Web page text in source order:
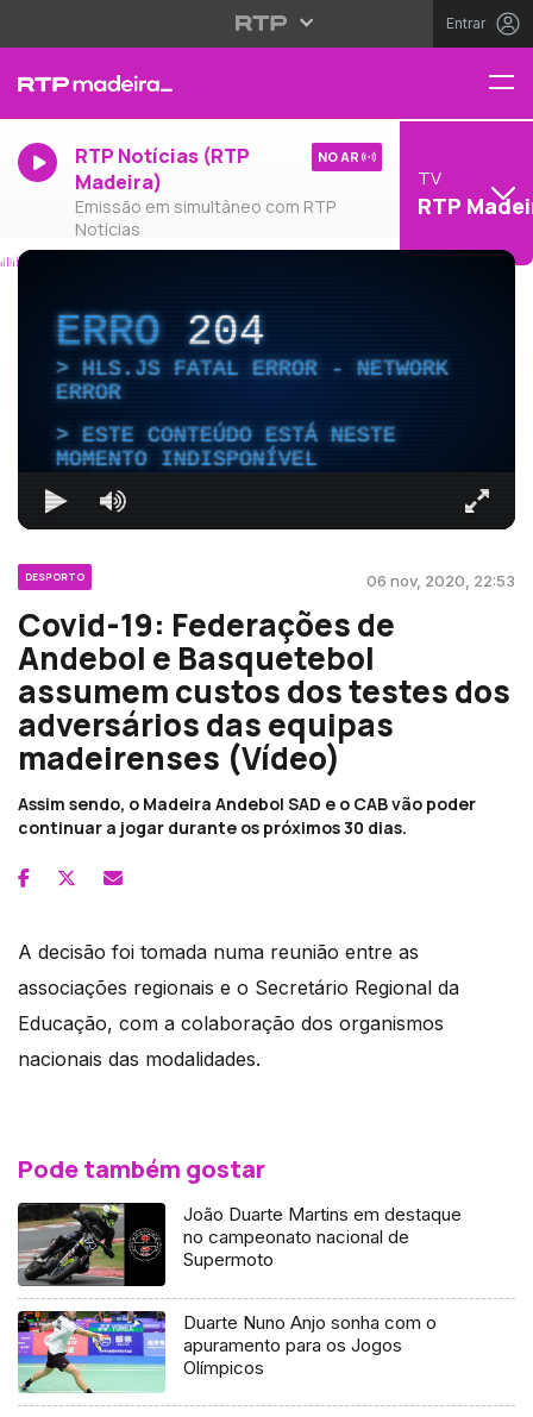
Entrar
RTP Notícias (RTP
Madeira)
Emissão em simultâneo com RTP
Notícias
NO AR
TV
RTP
ERRO204
HLS.JS FATAL ERROR - NETWORK
ERROR
ESTE CONTEÚDO ESTÁ NESTE
MOMENTO INDISPONÍVEL
DESPORTO 06 nov, 2020, 22:53
Covid-19: Federações de
Andebol e Basquetebol
assumem custos dos testes dos
adversários das equipas
madeirenses (Vídeo)
Assim sendo, o Madeira Andebol SAD e o CAB vão poder
continuar a jogar durante os próximos 30 dias.
A decisão foi tomada numa reunião entre as
associações regionais e o Secretário Regional da
Educação, com a colaboração dos organismos
nacionais das modalidades.
Pode também gostar
João Duarte Martins em destaque
no campeonato nacional de
Supermoto
Duarte Nuno Anjo sonha com o
apuramento para os Jogos
Olímpicos